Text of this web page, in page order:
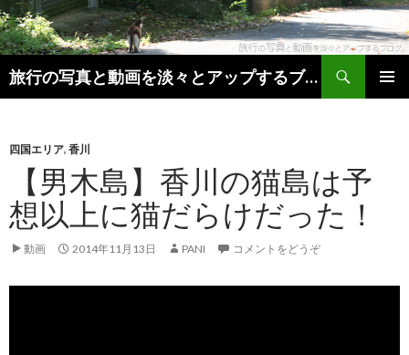
旅行の写真と動画を淡々とアップするブログ。
検索
四国エリア, 香川
【男木島】香川の猫島は予
想以上に猫だらけだった！
動画 2014年11月13日 PANI コメントをどうぞ